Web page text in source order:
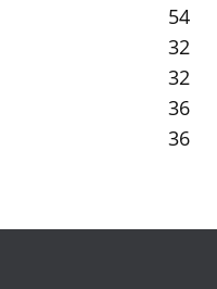
54
32
32
36
36